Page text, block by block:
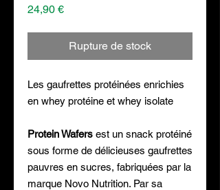
24,90 €Prix
Rupture de stock
Les gaufrettes protéinées enrichies
en whey protéine et whey isolate
Protein Wafers est un snack protéiné
sous forme de délicieuses gaufrettes
pauvres en sucres, fabriquées par la
marque Novo Nutrition. Par sa